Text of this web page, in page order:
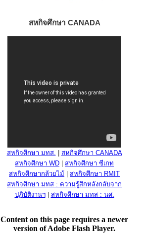
สหกิจศึกษา CANADA
สหกิจศึกษา มทส.
สหกิจศึกษา CANADA
สหกิจศึกษา WD
สหกิจศึกษา ซีเกท
สหกิจศึกษากล้วยไม้
สหกิจศึกษา RMIT
สหกิจศึกษา มทส : ความรู้สึกหลังกลับจาก
ปฏิบัติงานฯ| สหกิจศึกษา มทส : นศ.
Content on this page requires a newer
version of Adobe Flash Player.